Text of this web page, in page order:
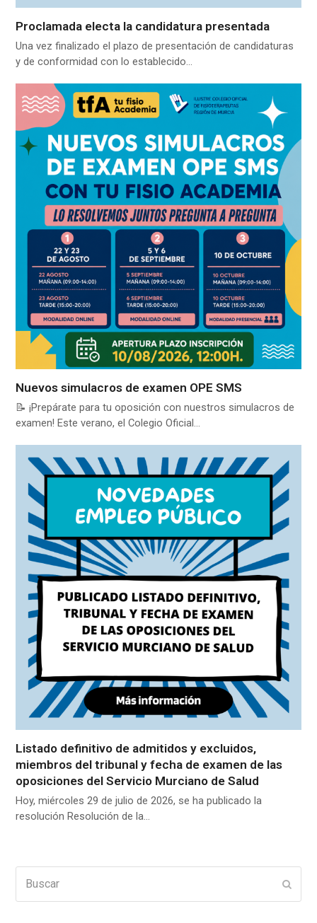
Proclamada electa la candidatura presentada
Una vez finalizado el plazo de presentación de candidaturas
y de conformidad con lo establecido…
Nuevos simulacros de examen OPE SMS
📝 ¡Prepárate para tu oposición con nuestros simulacros de
examen! Este verano, el Colegio Oficial…
Listado definitivo de admitidos y excluidos,
miembros del tribunal y fecha de examen de las
oposiciones del Servicio Murciano de Salud
Hoy, miércoles 29 de julio de 2026, se ha publicado la
resolución Resolución de la…